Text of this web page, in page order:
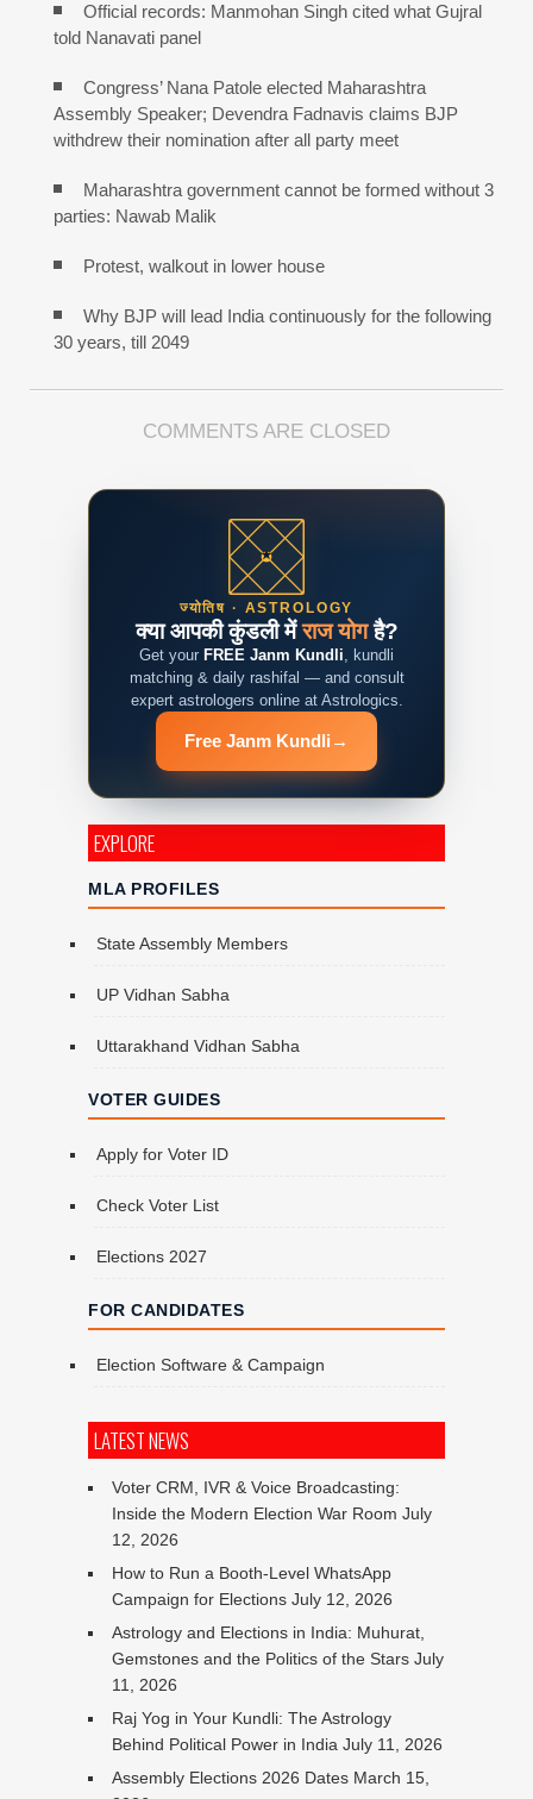
Official records: Manmohan Singh cited what Gujral
told Nanavati panel
Congress’ Nana Patole elected Maharashtra
Assembly Speaker; Devendra Fadnavis claims BJP
withdrew their nomination after all party meet
Maharashtra government cannot be formed without 3
parties: Nawab Malik
Protest, walkout in lower house
Why BJP will lead India continuously for the following
30 years, till 2049
COMMENTS ARE CLOSED
ज्योतिष · ASTROLOGY
क्या आपकी कुंडली मेंराज योगहै?
Get your FREE Janm Kundli, kundli
matching & daily rashifal — and consult
expert astrologers online at Astrologics.
Free Janm Kundli →
EXPLORE
MLA PROFILES
State Assembly Members
UP Vidhan Sabha
Uttarakhand Vidhan Sabha
VOTER GUIDES
Apply for Voter ID
Check Voter List
Elections 2027
FOR CANDIDATES
Election Software & Campaign
LATEST NEWS
Voter CRM, IVR & Voice Broadcasting:
Inside the Modern Election War Room July
12, 2026
How to Run a Booth-Level WhatsApp
Campaign for Elections July 12, 2026
Astrology and Elections in India: Muhurat,
Gemstones and the Politics of the Stars July
11, 2026
Raj Yog in Your Kundli: The Astrology
Behind Political Power in India July 11, 2026
Assembly Elections 2026 Dates March 15,